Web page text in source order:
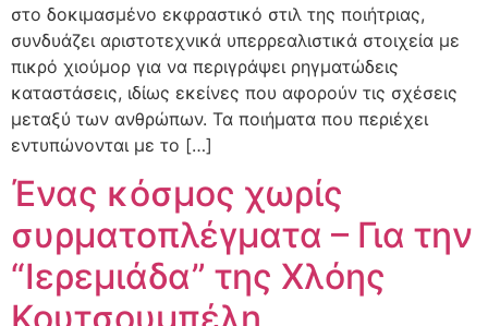
στο δοκιμασμένο εκφραστικό στιλ της ποιήτριας,
συνδυάζει αριστοτεχνικά υπερρεαλιστικά στοιχεία με
πικρό χιούμορ για να περιγράψει ρηγματώδεις
καταστάσεις, ιδίως εκείνες που αφορούν τις σχέσεις
μεταξύ των ανθρώπων. Τα ποιήματα που περιέχει
εντυπώνονται με το […]
Ένας κόσμος χωρίς
συρματοπλέγματα – Για την
“Ιερεμιάδα” της Χλόης